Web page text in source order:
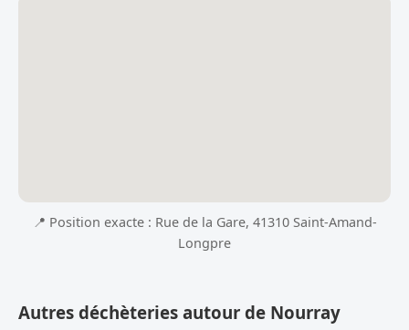
📍 Position exacte : Rue de la Gare, 41310 Saint-Amand-
Longpre
Autres déchèteries autour de Nourray